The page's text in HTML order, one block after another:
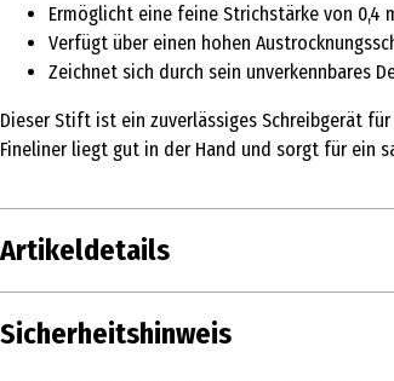
Ermöglicht eine feine Strichstärke von 0,4
Verfügt über einen hohen
Zeichnet sich durch sein unverkennbares
Dieser Stift ist ein zuverlässiges Schreibgerät
Fineliner liegt gut in der Hand und sorgt für ein
Artikeldetails
Inhalt
Sicherheitshinweis